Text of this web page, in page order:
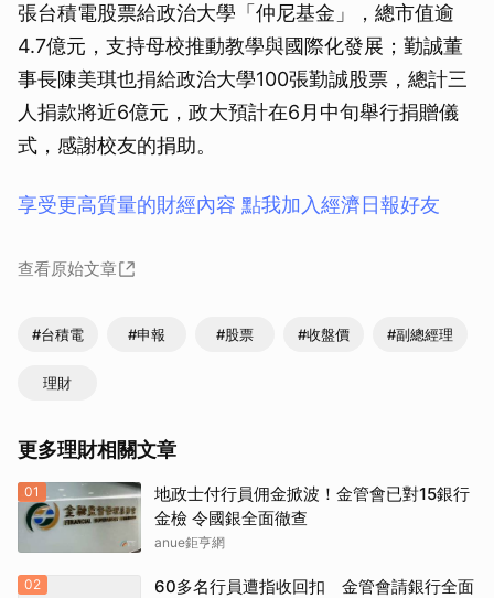
張台積電股票給政治大學「仲尼基金」，總市值逾
4.7億元，支持母校推動教學與國際化發展；勤誠董
事長陳美琪也捐給政治大學100張勤誠股票，總計三
人捐款將近6億元，政大預計在6月中旬舉行捐贈儀
式，感謝校友的捐助。
享受更高質量的財經內容 點我加入經濟日報好友
查看原始文章
#台積電 #申報 #股票 #收盤價 #副總經理
理財
更多理財相關文章
01
地政士付行員佣金掀波！金管會已對15銀行
金檢 令國銀全面徹查
anue鉅亨網
02
60多名行員遭指收回扣 金管會請銀行全面